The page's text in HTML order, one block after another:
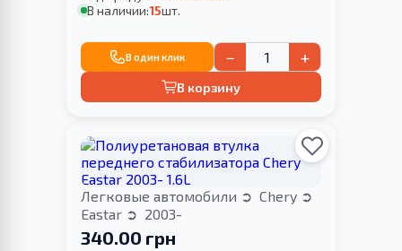
В наличии:15шт.
В один клик − +
В корзину
Легковые автомобили
Chery
Eastar
2003-
340.00 грн